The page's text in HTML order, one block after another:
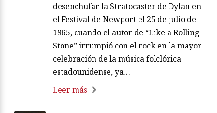
desenchufar la Stratocaster de Dylan en
el Festival de Newport el 25 de julio de
1965, cuando el autor de “Like a Rolling
Stone” irrumpió con el rock en la mayor
celebración de la música folclórica
estadounidense, ya…
Leer más